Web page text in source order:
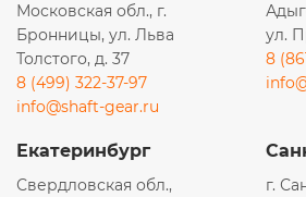
K0060110106
K01587
K015871
K015872
K2652
Московская обл., г.
Бронницы, ул. Льва
Толстого, д. 37
8 (499) 322-37-97
info@shaft-gear.ru
ул.
8
Екатеринбург
Свердловская обл.,
г.